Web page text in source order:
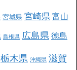
宮城県 宮崎県 富山
島根県 広島県 徳島
栃木県 沖縄県 滋賀